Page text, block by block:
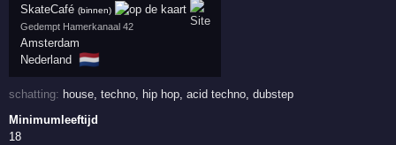
SkateCafé (binnen)
Gedempt Hamerkanaal 42
Amsterdam
Nederland
🇳🇱
schatting: house,techno, hip hop,acid techno,dubstep
Minimumleeftijd
18